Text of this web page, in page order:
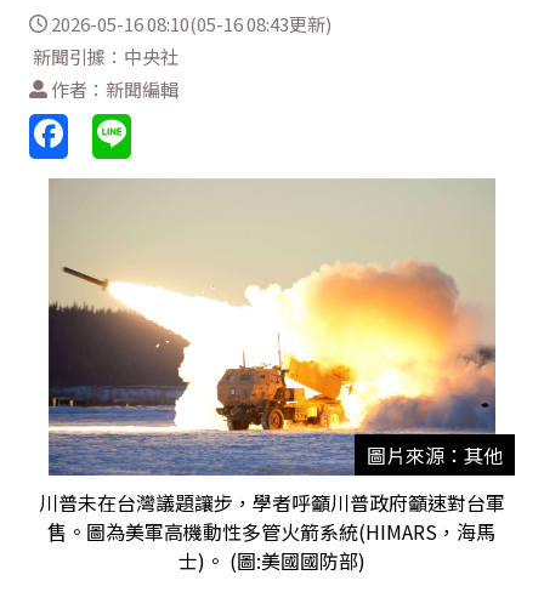
2026-05-16 08:10(05-16 08:43更新)
新聞引據：中央社
作者：新聞編輯
圖片來源：其他
川普未在台灣議題讓步，學者呼籲川普政府籲速對台軍
售。圖為美軍高機動性多管火箭系統(HIMARS，海馬
士)。 (圖:美國國防部)